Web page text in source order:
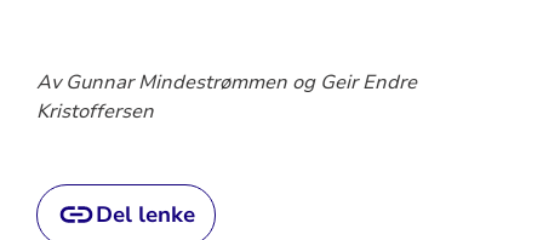
Av Gunnar Mindestrømmen og Geir Endre
Kristoffersen
Del lenke